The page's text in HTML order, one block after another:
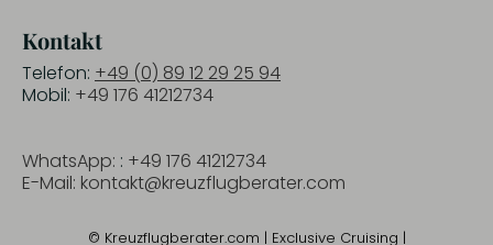
Kontakt
Telefon: +49 (0) 89 12 29 25 94
Mobil: +49 176 41212734‬
WhatsApp: : +49 176 41212734‬
E-Mail: kontakt@kreuzflugberater.com
© Kreuzflugberater.com | Exclusive Cruising |